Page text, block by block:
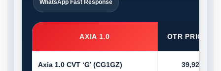
WhatsApp Fast Response
AXIA 1.0 OTR PRICE
Axia 1.0 CVT ‘G’ (CG1GZ) 39,920.00